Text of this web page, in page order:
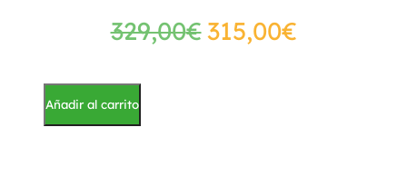
329,00€315,00€
Añadir al carrito